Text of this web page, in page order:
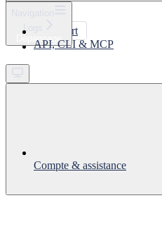
Support
Get started
Logs
Dépannage
API, CLI & MCP
Compte & assistance